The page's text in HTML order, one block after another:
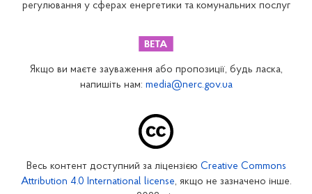
регулювання у сферах енергетики та комунальних послуг
Якщо ви маєте зауваження або пропозиції, будь ласка,
напишіть нам: media@nerc.gov.ua
Весь контент доступний за ліцензією Creative Commons
Attribution 4.0 International license, якщо не зазначено інше.